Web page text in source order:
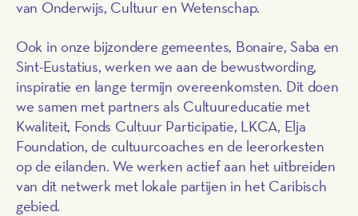
van Onderwijs, Cultuur en Wetenschap.
Ook in onze bijzondere gemeentes, Bonaire, Saba en
Sint-Eustatius, werken we aan de bewustwording,
inspiratie en lange termijn overeenkomsten. Dit doen
we samen met partners als Cultuureducatie met
Kwaliteit, Fonds Cultuur Participatie, LKCA, Elja
Foundation, de cultuurcoaches en de leerorkesten
op de eilanden. We werken actief aan het uitbreiden
van ditnetwerk met lokale partijen in het Caribisch
gebied.